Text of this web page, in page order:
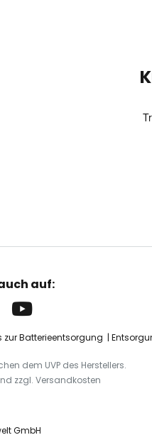
auf:
zur Batterieentsorgung
dem UVP des Herstellers.
zzgl. Versandkosten
GmbH